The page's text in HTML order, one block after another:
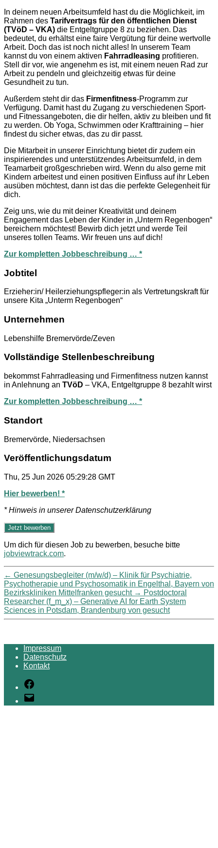
In deinem neuen Arbeitsumfeld hast du die Möglichkeit, im
Rahmen des Tarifvertrags für den öffentlichen Dienst
(TVöD – VKA) die Entgeltgruppe 8 zu beziehen. Das
bedeutet, du erhältst eine faire Vergütung für deine wertvolle
Arbeit. Doch das ist noch nicht alles! In unserem Team
kannst du von einem aktiven Fahrradleasing profitieren.
Stell dir vor, wie angenehm es ist, mit einem neuen Rad zur
Arbeit zu pendeln und gleichzeitig etwas für deine
Gesundheit zu tun.
Außerdem steht dir das Firmenfitness-Programm zur
Verfügung. Damit hast du Zugang zu verschiedenen Sport-
und Fitnessangeboten, die dir helfen, aktiv zu bleiben und fit
zu werden. Ob Yoga, Schwimmen oder Krafttraining – hier
findest du sicher etwas, das zu dir passt.
Die Mitarbeit in unserer Einrichtung bietet dir zudem ein
inspirierendes und unterstützendes Arbeitsumfeld, in dem
Teamarbeit großgeschrieben wird. Wenn du also gerne mit
Kindern arbeitest und einen positiven Einfluss auf ihr Leben
ausüben möchtest, dann ist das die perfekte Gelegenheit für
dich.
Zeig uns, wie du mit deiner Kreativität und deinem
Engagement das Leben der Kinder in „Unterm Regenbogen“
bereichern möchtest! Bewirb dich jetzt und werde Teil
unseres tollen Teams. Wir freuen uns auf dich!
Zur kompletten Jobbeschreibung … *
Jobtitel
Erzieher:in/ Heilerziehungspfleger:in als Vertretungskraft für
unsere Kita „Unterm Regenbogen“
Unternehmen
Lebenshilfe Bremervörde/Zeven
Vollständige Stellenbeschreibung
bekommst Fahrradleasing und Firmenfitness nutzen kannst
in Anlehnung an TVöD – VKA, Entgeltgruppe 8 bezahlt wirst
Zur kompletten Jobbeschreibung … *
Standort
Bremervörde, Niedersachsen
Veröffentlichungsdatum
Thu, 25 Jun 2026 05:29:28 GMT
Hier bewerben! *
* Hinweis in unserer Datenschutzerklärung
Um dich für diesen Job zu bewerben, besuche bitte
jobviewtrack.com.
← Genesungsbegleiter (m/w/d) – Klinik für Psychiatrie,
Psychotherapie und Psychosomatik in Engelthal, Bayern von
Bezirkskliniken Mittelfranken gesucht → Postdoctoral
Researcher (f_m_x) – Generative AI for Earth System
Sciences in Potsdam, Brandenburg von gesucht
Impressum
Datenschutz
Kontakt
Facebook
E-
Mail